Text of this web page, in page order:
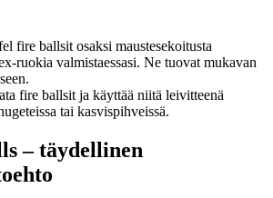
fire ballsit osaksi maustesekoitusta
ruokia valmistaessasi. Ne tuovat mukavan
fire ballsit ja käyttää niitä leivitteenä
tai kasvispihveissä.
– täydellinen